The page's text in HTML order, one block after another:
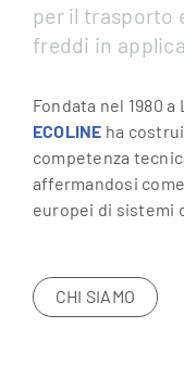
per il trasporto
freddi in
Fondata nel 1980
ECOLINE ha
competenza
affermandosi
europei di sistemi
CHI SIAMO